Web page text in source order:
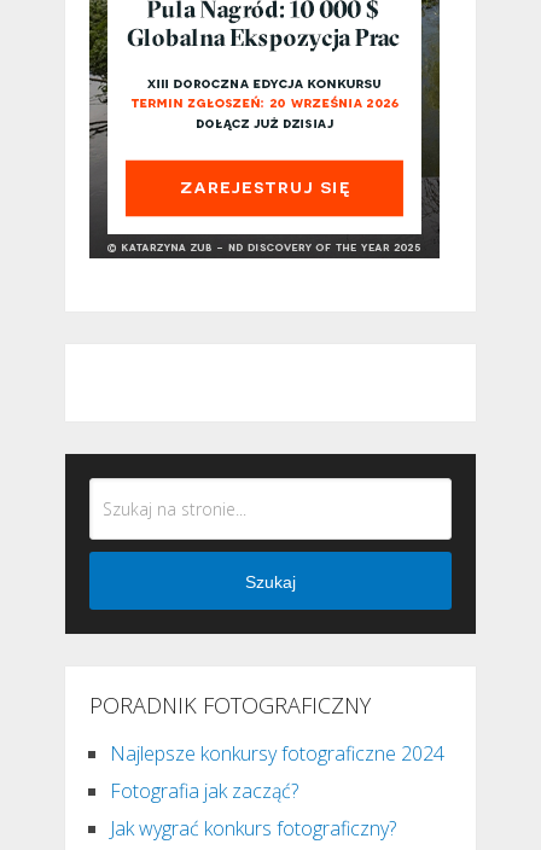
Szukaj
PORADNIK FOTOGRAFICZNY
Najlepsze konkursy fotograficzne 2024
Fotografia jak zacząć?
Jak wygrać konkurs fotograficzny?